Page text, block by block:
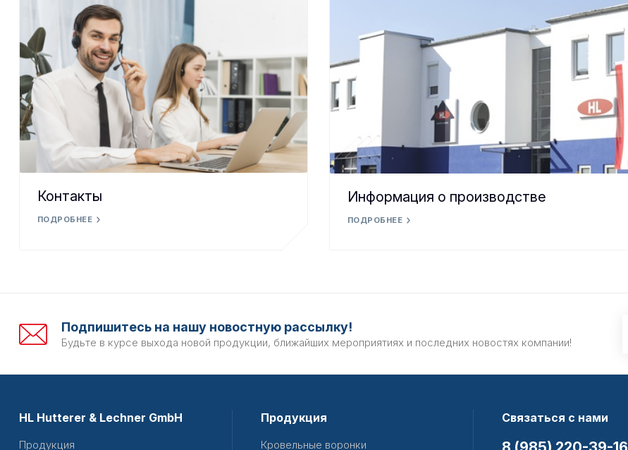
Контакты
ПОДРОБНЕЕ
Информация о производстве
ПОДРОБНЕЕ
Подпишитесь на нашу новостную рассылку!
Будьте в курсе выхода новой продукции, ближайших мероприятиях и последних новостях компании!
HL Hutterer & Lechner GmbH
Продукция
Продукция
Кровельные воронки
Связаться с нами